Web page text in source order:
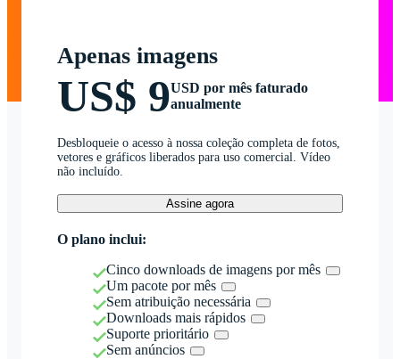
Apenas imagens
US$ 9USD por mês faturado
anualmente
Desbloqueie o acesso à nossa coleção completa de fotos,
vetores e gráficos liberados para uso comercial. Vídeo
não incluído.
Assine agora
O plano inclui:
Cinco downloads de imagens por mês
Um pacote por mês
Sem atribuição necessária
Downloads mais rápidos
Suporte prioritário
Sem anúncios